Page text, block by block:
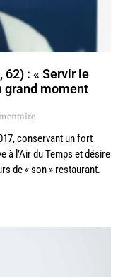
: « Servir le
grand moment
conservant un fort
à l’Air du Temps et désire
de « son » restaurant.